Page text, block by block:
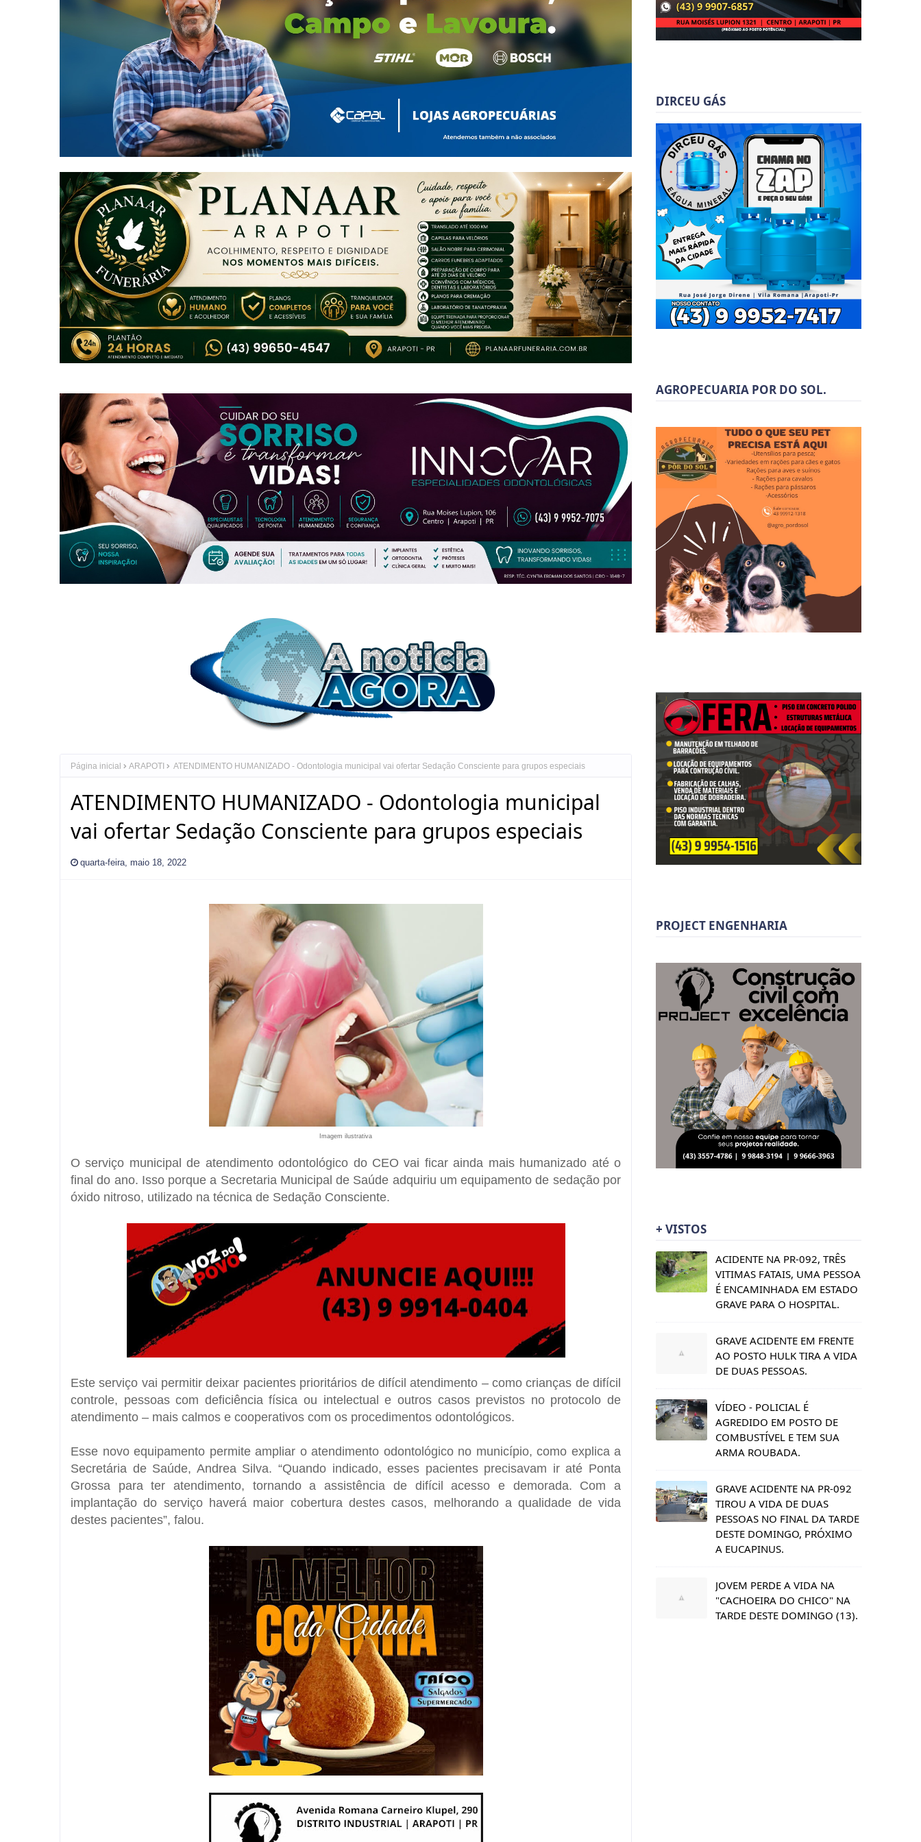
Página inicial ARAPOTI ATENDIMENTO HUMANIZADO - Odontologia municipal vai ofertar Sedação Consciente para grupos especiais
ATENDIMENTO HUMANIZADO - Odontologia municipal
vai ofertar Sedação Consciente para grupos especiais
quarta-feira, maio 18, 2022
Imagem ilustrativa
O serviço municipal de atendimento odontológico do CEO vai ficar ainda mais humanizado até o
final do ano. Isso porque a Secretaria Municipal de Saúde adquiriu um equipamento de sedação por
óxido nitroso, utilizado na técnica de Sedação Consciente.
Este serviço vai permitir deixar pacientes prioritários de difícil atendimento – como crianças de difícil
controle, pessoas com deficiência física ou intelectual e outros casos previstos no protocolo de
atendimento – mais calmos e cooperativos com os procedimentos odontológicos.
Esse novo equipamento permite ampliar o atendimento odontológico no município, como explica a
Secretária de Saúde, Andrea Silva. “Quando indicado, esses pacientes precisavam ir até Ponta
Grossa para ter atendimento, tornando a assistência de difícil acesso e demorada. Com a
implantação do serviço haverá maior cobertura destes casos, melhorando a qualidade de vida
destes pacientes”, falou.
DIRCEU GÁS
AGROPECUARIA POR DO SOL.
PROJECT ENGENHARIA
+ VISTOS
ACIDENTE NA PR-092, TRÊS
VITIMAS FATAIS, UMA PESSOA
É ENCAMINHADA EM ESTADO
GRAVE PARA O HOSPITAL.
GRAVE ACIDENTE EM FRENTE
AO POSTO HULK TIRA A VIDA
DE DUAS PESSOAS.
VÍDEO - POLICIAL É
AGREDIDO EM POSTO DE
COMBUSTÍVEL E TEM SUA
ARMA ROUBADA.
GRAVE ACIDENTE NA PR-092
TIROU A VIDA DE DUAS
PESSOAS NO FINAL DA TARDE
DESTE DOMINGO, PRÓXIMO
A EUCAPINUS.
JOVEM PERDE A VIDA NA
"CACHOEIRA DO CHICO" NA
TARDE DESTE DOMINGO (13).